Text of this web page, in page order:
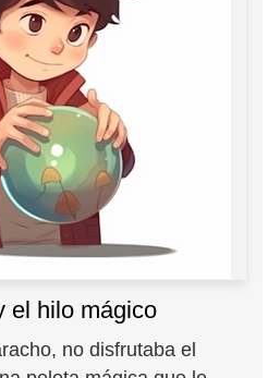
el hilo mágico
no disfrutaba el